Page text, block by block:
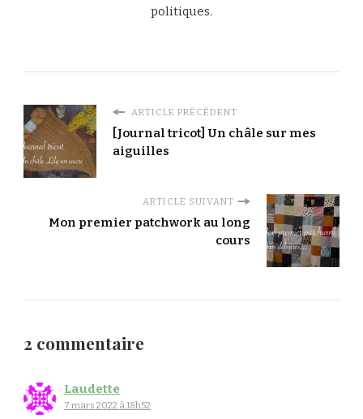
politiques.
ARTICLE PRÉCÉDENT
[Journal tricot] Un châle sur mes
aiguilles
ARTICLE SUIVANT
Mon premier patchwork au long
cours
2 commentaire
Laudette
7 mars 2022 à 18h52